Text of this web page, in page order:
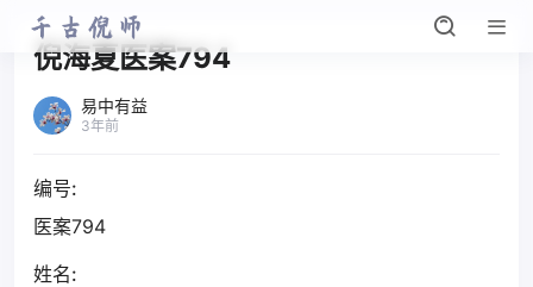
倪海夏医案794
易中有益
3年前
编号:
医案794
姓名: